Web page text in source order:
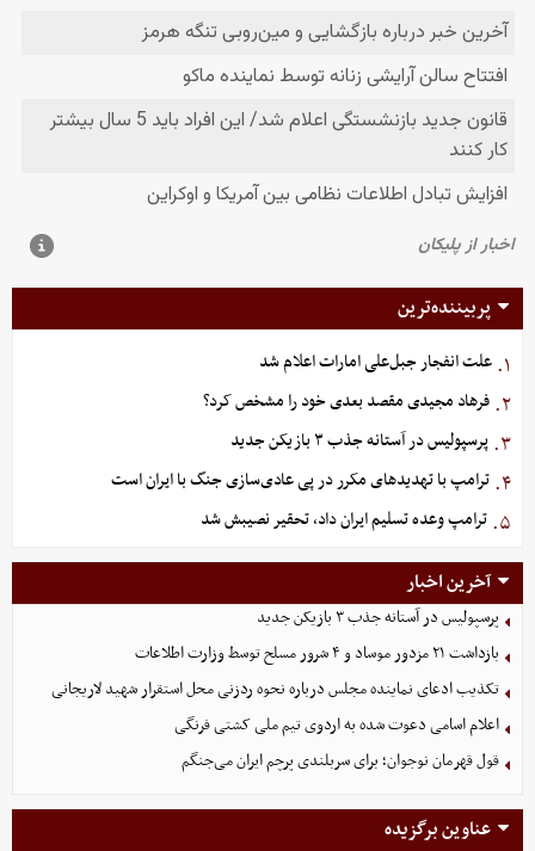
پربیننده‌ترین
۱. علت انفجار جبل‌علی امارات اعلام شد
۲. فرهاد مجیدی مقصد بعدی خود را مشخص کرد؟
۳. پرسپولیس در آستانه جذب ۳ بازیکن جدید
۴. ترامپ با تهدیدهای مکرر در پی عادی‌سازی جنگ با ایران است
۵. ترامپ وعده تسلیم ایران داد، تحقیر نصیبش شد
آخرین اخبار
پرسپولیس در آستانه جذب ۳ بازیکن جدید
بازداشت ۲۱ مزدور موساد و ۴ شرور مسلح توسط وزارت اطلاعات
تکذیب ادعای نماینده مجلس درباره نحوه ردزنی محل استقرار شهید لاریجانی
اعلام اسامی دعوت شده به اردوی تیم ملی کشتی فرنگی
قول قهرمان نوجوان؛ برای سربلندی پرچم ایران می‌جنگم
عناوین برگزیده